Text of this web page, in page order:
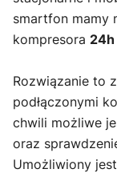
smartfon mamy
kompresora 24h
Rozwiązanie to
podłączonymi
chwili możliwe
oraz
Umożliwiony